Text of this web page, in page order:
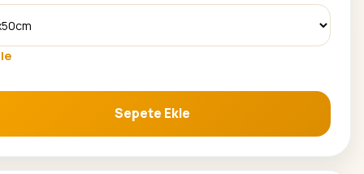
Seti adet Sepete Ekle